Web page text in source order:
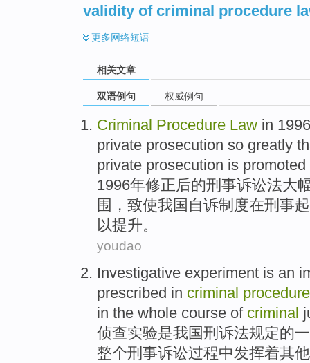
validity of criminal procedure
更多网络短语
相关文章
双语例句 权威例句
Criminal Procedure Law in
private prosecution so greatly
private prosecution is promoted
1996年修正后的刑事诉讼法大
围 ，致使我国自诉制度在刑事
以提升。
youdao
Investigative experiment is an
prescribed in criminal
in the whole course of criminal
侦查实验是我国刑诉法规定的
整个刑事诉讼过程中发挥着其